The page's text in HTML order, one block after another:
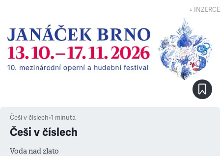
↓ INZERCE
Češi v číslech•1 minuta
Češi v číslech
Voda nad zlato